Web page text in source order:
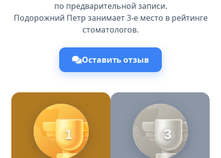
по предварительной записи.
Подорожний Петр занимает 3-е место в рейтинге
стоматологов.
Оставить отзыв
1 3